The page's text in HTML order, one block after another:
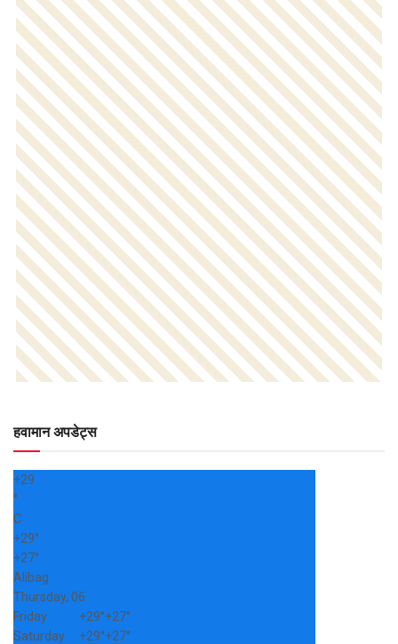
हवामान अपडेट्स
+29
°
C
+29°
+27°
Alibag
Thursday, 06
Friday
+29°+27°
Saturday
+29°+27°